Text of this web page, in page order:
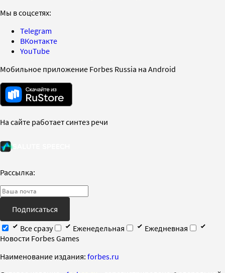
Мы в соцсетях:
Telegram
ВКонтакте
YouTube
Мобильное приложение Forbes Russia на Android
На сайте работает синтез речи
Рассылка:
Подписаться
Все сразу
Еженедельная
Ежедневная
Новости Forbes Games
Наименование издания: forbes.ru